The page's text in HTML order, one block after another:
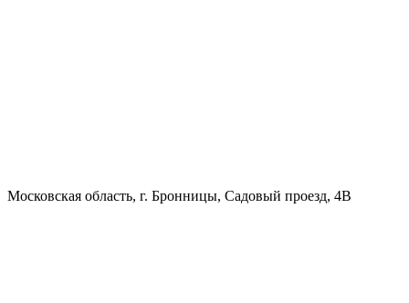
Московская область, г. Бронницы, Садовый проезд, 4В